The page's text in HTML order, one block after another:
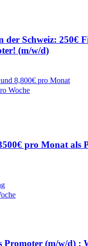
der Schweiz: 250€
(m/w/d)
8,800€ pro Monat
Woche
pro Monat als
Promoter (m/w/d) :